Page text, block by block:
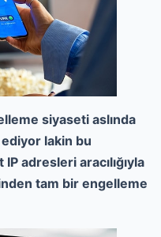
siyaseti aslında
ediyor lakin bu
adresleri aracılığıyla
tam bir engelleme